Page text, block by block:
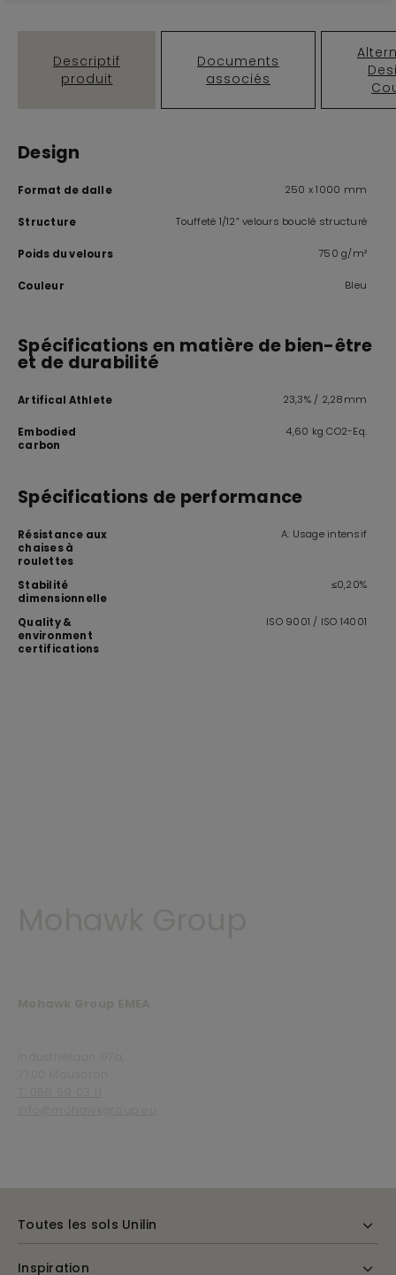
Descriptif
produit
Documents
associés
Design
Format de dalle 250 x 1000 mm
Structure Touffeté 1/12” velours bouclé structuré
Poids du velours 750 g/m²
Couleur Bleu
Spécifications en matière de bien-être
et de durabilité
Artifical Athlete 23,3% / 2,28mm
Embodied
carbon
4,60 kg CO2-Eq.
Spécifications de performance
Résistance aux
chaises à
roulettes
A: Usage intensif
Stabilité
dimensionnelle
≤0,20%
Quality &
environment
certifications
ISO 9001 / ISO 14001
Toutes les sols Unilin
Inspiration